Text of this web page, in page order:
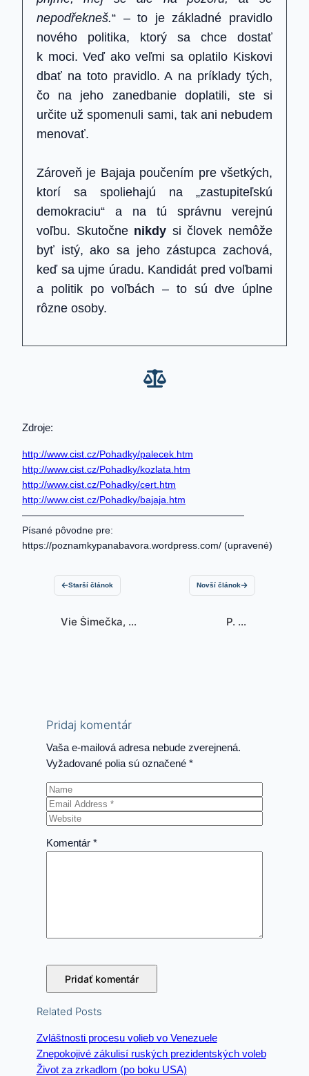
nepodřekneš.“ – to je základné pravidlo
nového politika, ktorý sa chce dostať
k moci. Veď ako veľmi sa oplatilo Kiskovi
dbať na toto pravidlo. A na príklady tých,
čo na jeho zanedbanie doplatili, ste si
určite už spomenuli sami, tak ani nebudem
menovať.
Zároveň je Bajaja poučením pre všetkých,
ktorí sa spoliehajú na „zastupiteľskú
demokraciu“ a na tú správnu verejnú
voľbu. Skutočne nikdy si človek nemôže
byť istý, ako sa jeho zástupca zachová,
keď sa ujme úradu. Kandidát pred voľbami
a politik po voľbách – to sú dve úplne
rôzne osoby.
Zdroje:
http://www.cist.cz/Pohadky/palecek.htm
http://www.cist.cz/Pohadky/kozlata.htm
http://www.cist.cz/Pohadky/cert.htm
http://www.cist.cz/Pohadky/bajaja.htm
———————————————————————
Písané pôvodne pre:
https://poznamkypanabavora.wordpress.com/ (upravené)
Starší článok
Vie Šimečka, čo
Novší článok
P. O.
Pridaj komentár
Vaša e-mailová adresa nebude zverejnená.
Vyžadované polia sú označené*
Komentár*
Related Posts
Zvláštnosti procesu volieb vo Venezuele
Znepokojivé zákulisí ruských prezidentských voleb
Život za zrkadlom (po boku USA)